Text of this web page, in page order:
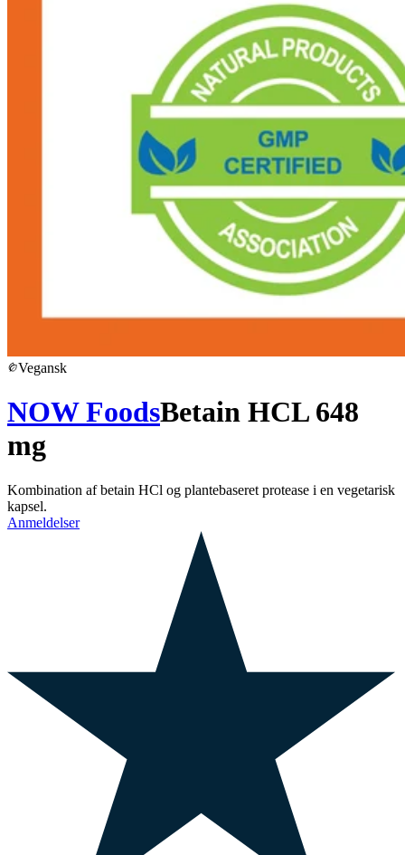
Vegansk
NOW FoodsBetain HCL 648
mg
Kombination af betain HCl og plantebaseret protease i en vegetarisk
kapsel.
Anmeldelser